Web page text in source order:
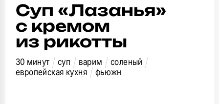
Суп «Лазанья»
с кремом
из рикотты
30 минут суп варим
соленый
европейская кухня
фьюжн